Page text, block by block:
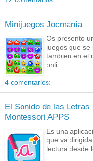
Minijuegos Jocmanía
Os presento
juegos que se
también en el
onli...
4 comentarios:
El Sonido de las Letras
Montessori APPS
Es una
que va
lectura desde